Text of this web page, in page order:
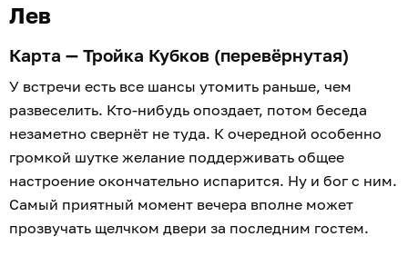
Лев
Карта — Тройка Кубков (перевёрнутая)
У встречи есть все шансы утомить раньше, чем
развеселить. Кто-нибудь опоздает, потом беседа
незаметно свернёт не туда. К очередной особенно
громкой шутке желание поддерживать общее
настроение окончательно испарится. Ну и бог с ним.
Самый приятный момент вечера вполне может
прозвучать щелчком двери за последним гостем.